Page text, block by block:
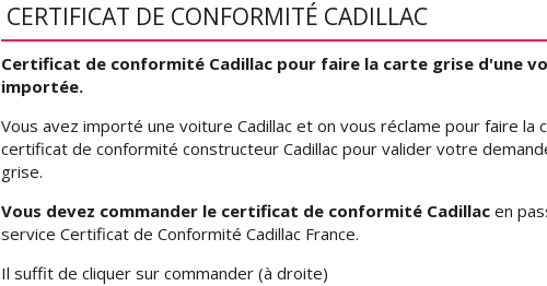
CERTIFICAT DE CONFORMITÉ CADILLAC
Certificat de conformité Cadillac pour faire la carte grise d'une
importée.
Vous avez importé une voiture Cadillac et on vous réclame pour faire la
certificat de conformité constructeur Cadillac pour valider votre
grise.
Vous devez commander le certificat de conformité Cadillacen
service Certificat de Conformité Cadillac France.
Il suffit de cliquer sur commander (à droite)